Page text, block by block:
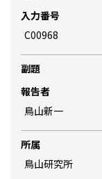
入力番号
C00968
副題
報告者
鳥山新一
所属
鳥山研究所